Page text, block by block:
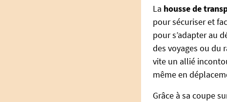
La housse de
pour sécuriser et
pour s’adapter au
des voyages ou du
vite un allié
même en
Grâce à sa coupe